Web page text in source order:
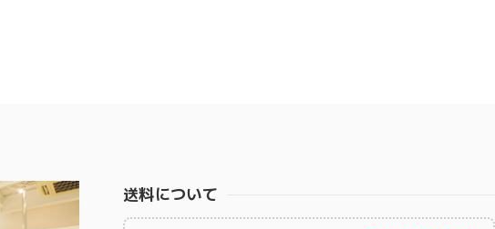
送料について